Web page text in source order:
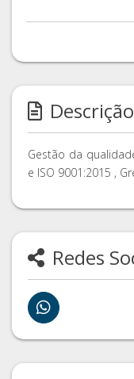
Descrição
Gestão da
e ISO 9001:2015 ,
Redes